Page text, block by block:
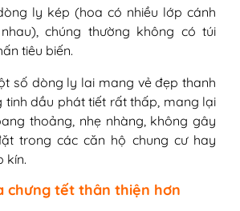
ly kép (hoa có nhiều lớp cánh
chúng thường không có túi
tiêu biến.
số dòng ly lai mang vẻ đẹp thanh
tinh dầu phát tiết rất thấp, mang lại
thoảng, nhẹ nhàng, không gây
trong các căn hộ chung cư hay
kín.
chưng tết thân thiện hơn